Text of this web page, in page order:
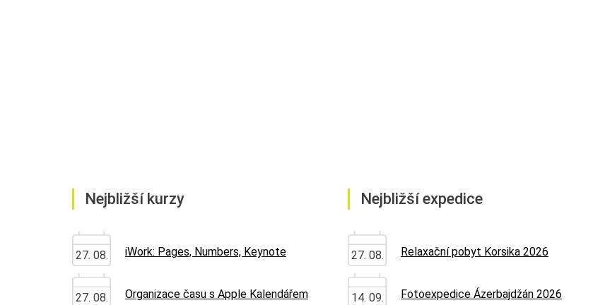
Nejbližší kurzy
27. 08. iWork: Pages, Numbers, Keynote
27. 08. Organizace času s Apple Kalendářem
Nejbližší expedice
27. 08. Relaxační pobyt Korsika 2026
14. 09. Fotoexpedice Ázerbajdžán 2026